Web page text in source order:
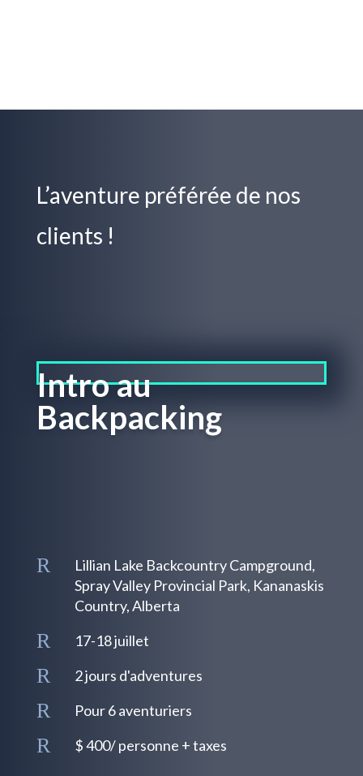
L’aventure préférée de nos
clients !
Intro au
Backpacking
R
Lillian Lake Backcountry Campground,
Spray Valley Provincial Park, Kananaskis
Country, Alberta
R 17-18 juillet
R 2 jours d'adventures
R Pour 6 aventuriers
R $ 400/ personne + taxes